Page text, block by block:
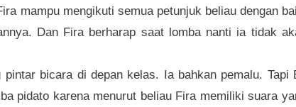
mampu mengikuti semua petunjuk beliau dengan
Dan Fira berharap saat lomba nanti ia tidak
bicara di depan kelas. Ia bahkan pemalu. Tapi
pidato karena menurut beliau Fira memiliki suara